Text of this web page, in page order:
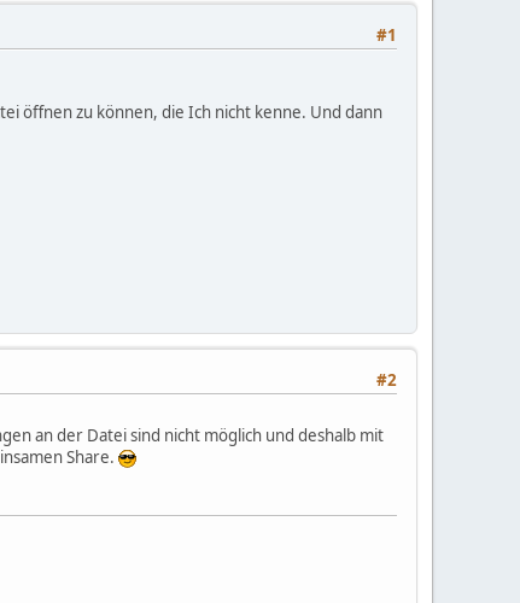
#1
öffnen zu können, die Ich nicht kenne. Und dann
#2
an der Datei sind nicht möglich und deshalb mit
Share.